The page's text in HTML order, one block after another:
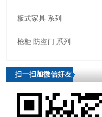
板式家具 系列
枪柜 防盗门 系列
扫一扫加微信好友